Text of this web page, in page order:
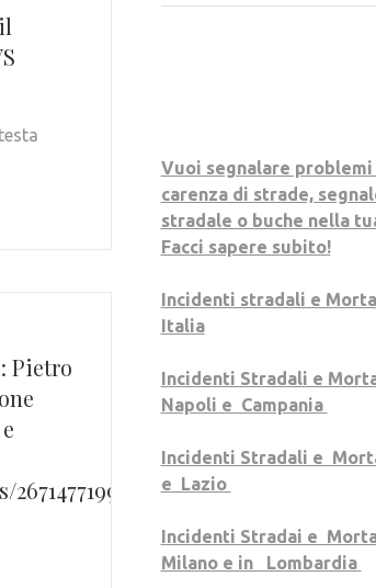
Pietro
Vuoi segnalare problemi
carenza di strade,
stradale o buche nella
Facci sapere subito!
Incidenti stradali e
Italia
Incidenti Stradali e
Napoli e Campania
Incidenti Stradali e
e Lazio
Incidenti Stradai e
Milano e in Lombardia